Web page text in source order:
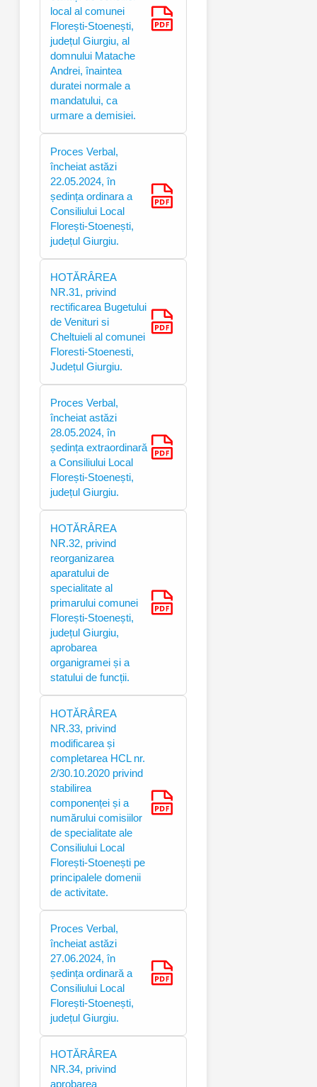
local al comunei
Florești-Stoenești,
județul Giurgiu, al
domnului Matache
Andrei, înaintea
duratei normale a
mandatului, ca
urmare a demisiei.
Proces Verbal,
încheiat astăzi
22.05.2024, în
ședința ordinara a
Consiliului Local
Florești-Stoenești,
județul Giurgiu.
HOTĂRÂREA
NR.31, privind
rectificarea Bugetului
de Venituri si
Cheltuieli al comunei
Floresti-Stoenesti,
Județul Giurgiu.
Proces Verbal,
încheiat astăzi
28.05.2024, în
ședința extraordinară
a Consiliului Local
Florești-Stoenești,
județul Giurgiu.
HOTĂRÂREA
NR.32, privind
reorganizarea
aparatului de
specialitate al
primarului comunei
Florești-Stoenești,
județul Giurgiu,
aprobarea
organigramei și a
statului de funcții.
HOTĂRÂREA
NR.33, privind
modificarea și
completarea HCL nr.
2/30.10.2020 privind
stabilirea
componenței și a
numărului comisiilor
de specialitate ale
Consiliului Local
Florești-Stoenești pe
principalele domenii
de activitate.
Proces Verbal,
încheiat astăzi
27.06.2024, în
ședința ordinară a
Consiliului Local
Florești-Stoenești,
județul Giurgiu.
HOTĂRÂREA
NR.34, privind
aprobarea